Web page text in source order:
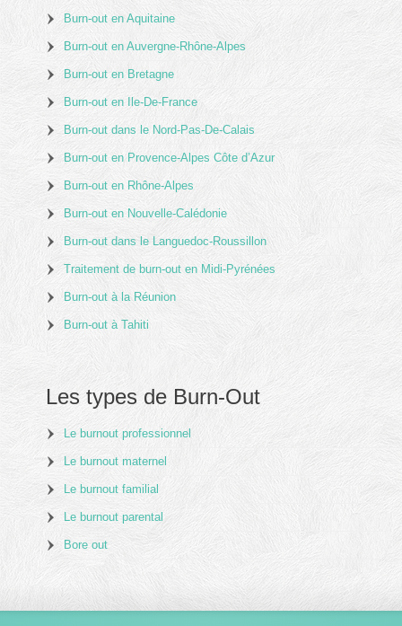
Burn-out en Aquitaine
Burn-out en Auvergne-Rhône-Alpes
Burn-out en Bretagne
Burn-out en Ile-De-France
Burn-out dans le Nord-Pas-De-Calais
Burn-out en Provence-Alpes Côte d’Azur
Burn-out en Rhône-Alpes
Burn-out en Nouvelle-Calédonie
Burn-out dans le Languedoc-Roussillon
Traitement de burn-out en Midi-Pyrénées
Burn-out à la Réunion
Burn-out à Tahiti
Les types de Burn-Out
Le burnout professionnel
Le burnout maternel
Le burnout familial
Le burnout parental
Bore out